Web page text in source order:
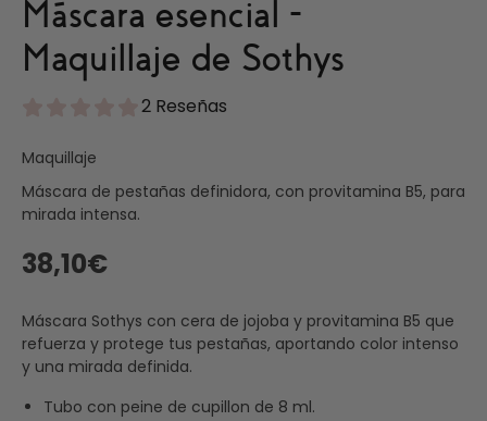
Máscara esencial -
Maquillaje de Sothys
2 Reseñas
Maquillaje
Máscara de pestañas definidora, con provitamina B5, para
mirada intensa.
38,10€
Máscara Sothys con cera de jojoba y provitamina B5 que
refuerza y protege tus pestañas, aportando color intenso
y una mirada definida.
Tubo con peine de cupillon de 8 ml.